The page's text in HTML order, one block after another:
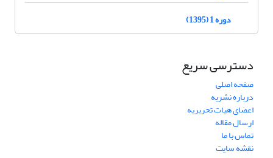
دوره 1 (1395)
دسترسی سریع
صفحه اصلی
درباره نشریه
اعضای هیات تحریریه
ارسال مقاله
تماس با ما
نقشه سایت